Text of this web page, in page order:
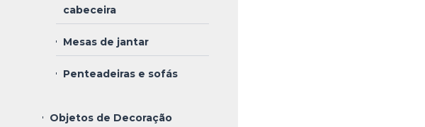
cabeceira
Mesas de jantar
Penteadeiras e sofás
Objetos de Decoração